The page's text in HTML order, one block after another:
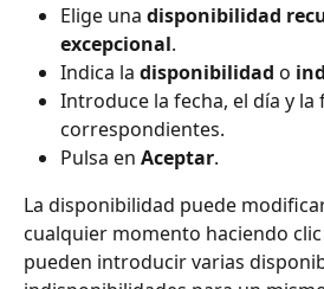
Elige una disponibilidad
excepcional.
Indica la disponibilidad o
Introduce la fecha, el día y
correspondientes.
Pulsa en Aceptar.
La disponibilidad puede
cualquier momento haciendo clic
pueden introducir varias